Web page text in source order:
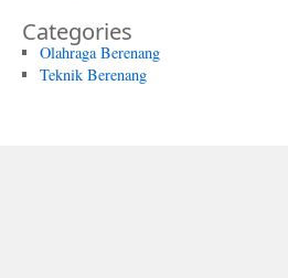
Categories
Olahraga Berenang
Teknik Berenang